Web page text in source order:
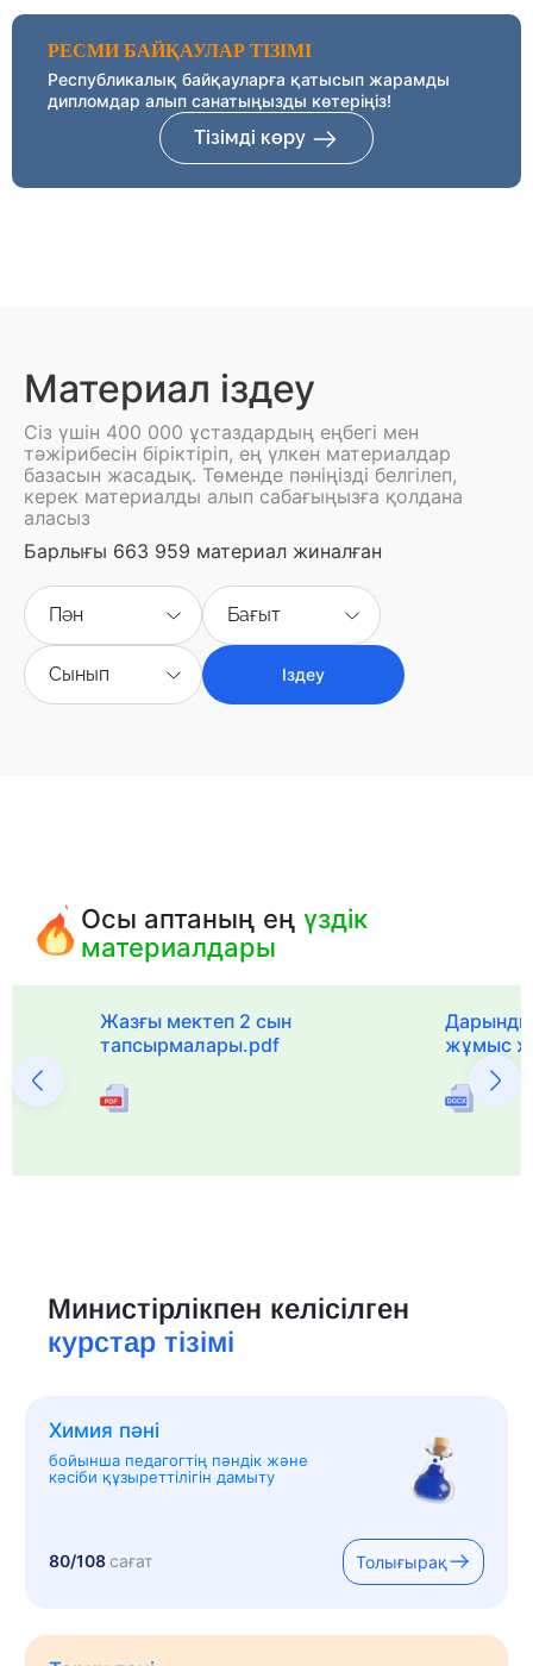
РЕСМИ БАЙҚАУЛАР ТІЗІМІ
Республикалық байқауларға қатысып жарамды
дипломдар алып санатыңызды көтеріңіз!
Тізімді көру
Материал іздеу
Сіз үшін 400 000 ұстаздардың еңбегі мен
тәжірибесін біріктіріп, ең үлкен материалдар
базасын жасадық. Төменде пәніңізді белгілеп,
керек материалды алып сабағыңызға қолдана
аласыз
Барлығы 663 959 материал жиналған
Пән Бағыт
Сынып Іздеу
Осы аптаның еңүздік
материалдары
Жазғы мектеп 2 сын
тапсырмалары.pdf
жұмыс
Министірлікпен келісілген
курстар тізімі
Химия пәні
бойынша педагогтің пәндік және
кәсіби құзыреттілігін дамыту
80/108сағат Толығырақ